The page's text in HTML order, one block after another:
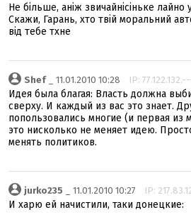
Не більше, аніж звичайнісіньке лайно
Скажи, Гарань, хто твій моральний
від тебе тхне
Shef_ 11.01.2010 10:28 IP:
Идея была благая: Власть должна
сверху. И каждый из вас это знает.
попользовались многие (и первая из
это нисколько не меняет идею.
менять политиков.
jurko235 _ 11.01.2010 10:27 IP:
И харю ей начистили, таки донецкие: